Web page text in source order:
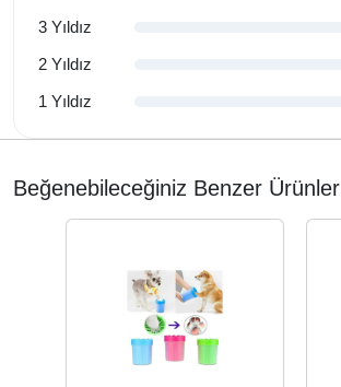
3 Yıldız
2 Yıldız
1 Yıldız
Beğenebileceğiniz Benzer Ürünler